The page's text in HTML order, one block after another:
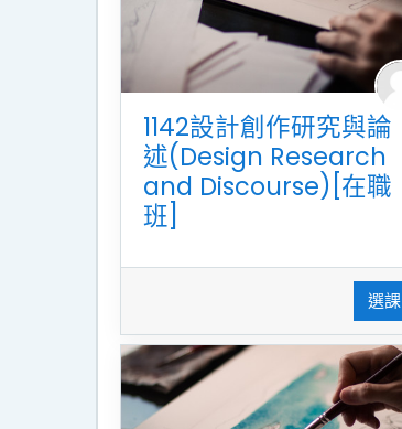
1142設計創作研究與論
述(Design Research
and Discourse)[在職
班]
選課